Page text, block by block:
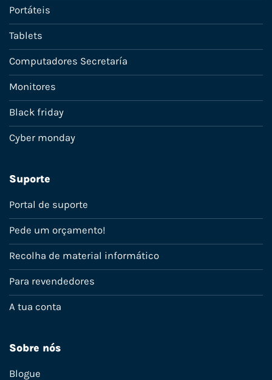
Portáteis
Tablets
Computadores Secretaría
Monitores
Black friday
Cyber monday
Suporte
Portal de suporte
Pede um orçamento!
Recolha de material informático
Para revendedores
A tua conta
Sobre nós
Blogue